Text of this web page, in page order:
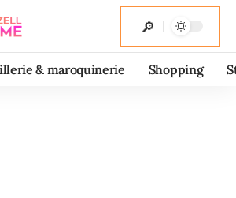
& maroquinerie Shopping